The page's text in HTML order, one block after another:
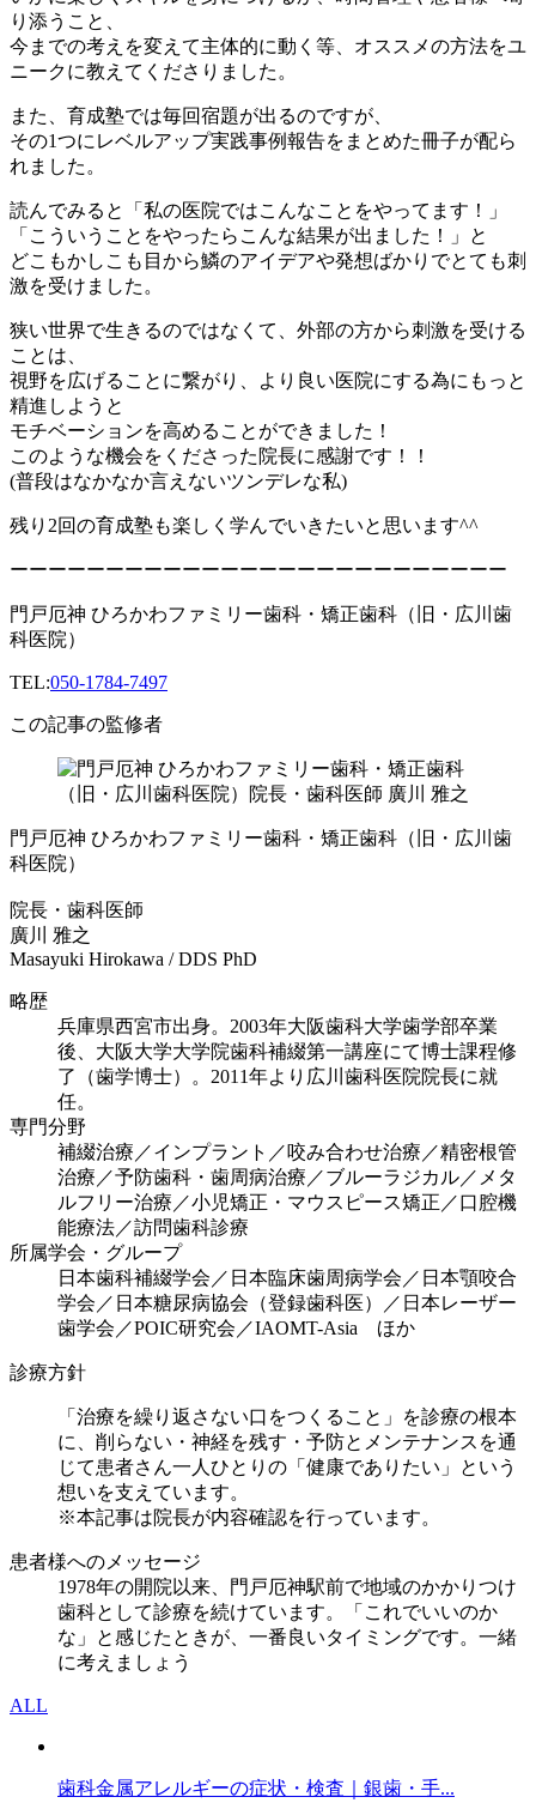
り添うこと、
今までの考えを変えて主体的に動く等、オススメの方法をユ
ニークに教えてくださりました。
また、育成塾では毎回宿題が出るのですが、
その1つにレベルアップ実践事例報告をまとめた冊子が配ら
れました。
読んでみると「私の医院ではこんなことをやってます！」
「こういうことをやったらこんな結果が出ました！」と
どこもかしこも目から鱗のアイデアや発想ばかりでとても刺
激を受けました。
狭い世界で生きるのではなくて、外部の方から刺激を受ける
ことは、
視野を広げることに繋がり、より良い医院にする為にもっと
精進しようと
モチベーションを高めることができました！
このような機会をくださった院長に感謝です！！
(普段はなかなか言えないツンデレな私)
残り2回の育成塾も楽しく学んでいきたいと思います^^
ーーーーーーーーーーーーーーーーーーーーーーーーーー
門戸厄神 ひろかわファミリー歯科・矯正歯科（旧・広川歯
科医院）
TEL:050-1784-7497
この記事の監修者
門戸厄神 ひろかわファミリー歯科・矯正歯科（旧・広川歯
科医院）
院長・歯科医師
廣川 雅之
Masayuki Hirokawa / DDS PhD
略歴
兵庫県西宮市出身。2003年大阪歯科大学歯学部卒業
後、大阪大学大学院歯科補綴第一講座にて博士課程修
了（歯学博士）。2011年より広川歯科医院院長に就
任。
専門分野
補綴治療／インプラント／咬み合わせ治療／精密根管
治療／予防歯科・歯周病治療／ブルーラジカル／メタ
ルフリー治療／小児矯正・マウスピース矯正／口腔機
能療法／訪問歯科診療
所属学会・グループ
日本歯科補綴学会／日本臨床歯周病学会／日本顎咬合
学会／日本糖尿病協会（登録歯科医）／日本レーザー
歯学会／POIC研究会／IAOMT-Asia ほか
診療方針
「治療を繰り返さない口をつくること」を診療の根本
に、削らない・神経を残す・予防とメンテナンスを通
じて患者さん一人ひとりの「健康でありたい」という
想いを支えています。
※本記事は院長が内容確認を行っています。
患者様へのメッセージ
1978年の開院以来、門戸厄神駅前で地域のかかりつけ
歯科として診療を続けています。「これでいいのか
な」と感じたときが、一番良いタイミングです。一緒
に考えましょう
ALL
歯科金属アレルギーの症状・検査｜銀歯・手...